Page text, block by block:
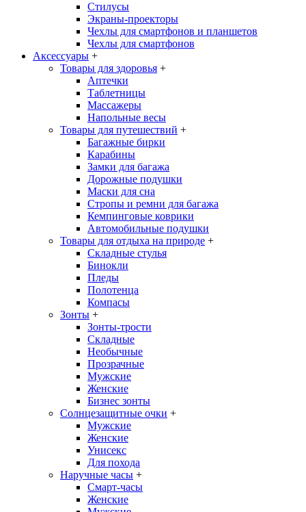
Стилусы
Экраны-проекторы
Чехлы для смартфонов и планшетов
Чехлы для смартфонов
Аксессуары +
Товары для здоровья +
Аптечки
Таблетницы
Массажеры
Напольные весы
Товары для путешествий +
Багажные бирки
Карабины
Замки для багажа
Дорожные подушки
Маски для сна
Стропы и ремни для багажа
Кемпинговые коврики
Автомобильные подушки
Товары для отдыха на природе +
Складные стулья
Бинокли
Пледы
Полотенца
Компасы
Зонты +
Зонты-трости
Складные
Необычные
Прозрачные
Мужские
Женские
Бизнес зонты
Солнцезащитные очки +
Мужские
Женские
Унисекс
Для похода
Наручные часы +
Смарт-часы
Женские